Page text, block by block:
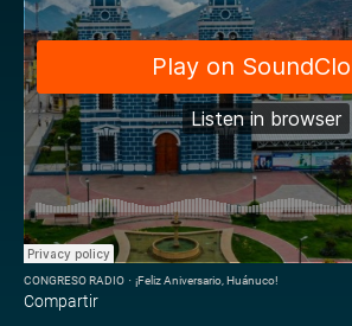
CONGRESO RADIO · ¡Feliz Aniversario, Huánuco!
Compartir